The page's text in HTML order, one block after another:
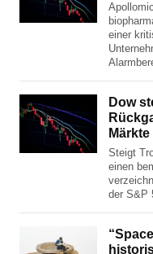
einer
Dow
Märkte
Steigt
einen
der S&P